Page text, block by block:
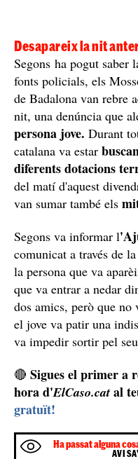
Desapareix la nit
Segons ha pogut saber
fonts policials, els
de Badalona van rebre
nit, una denúncia que
persona jove. Durant
catalana va estar
diferents dotacions
del matí d'aquest
van sumar també els
Segons va informar l
comunicat a través de
la persona que va
que va entrar a nedar
dos amics, però que
el jove va patir una
va impedir sortir pel
🔴 Sigues el primer a
hora d'ElCaso.cat al
gratuït!
Ha passat alguna